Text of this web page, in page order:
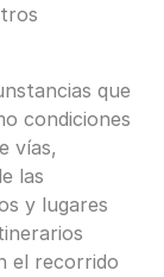
que
condiciones
vías,
las
y lugares
el recorrido